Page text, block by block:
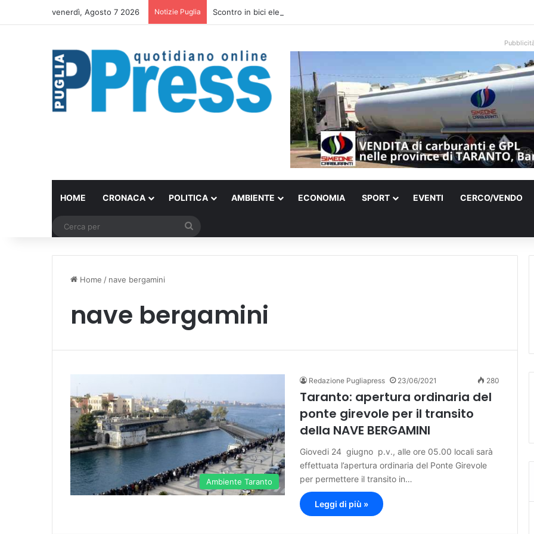
venerdì, Agosto 7 2026 Notizie Puglia Scontro in bici elettrica a Francavilla Fontana, due 15enni ricoverati in gravi condizioni
HOME CRONACA POLITICA AMBIENTE ECONOMIA SPORT EVENTI CERCO/VENDO
Home / nave bergamini
nave bergamini
Ambiente Taranto
Redazione Pugliapress 23/06/2021 280
Taranto: apertura ordinaria del
ponte girevole per il transito
della NAVE BERGAMINI
Giovedi 24 giugno p.v., alle ore 05.00 locali sarà
effettuata l’apertura ordinaria del Ponte Girevole
per permettere il transito in…
Leggi di più »